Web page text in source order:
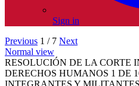
Sign in
Previous 1 / 7 Next
Normal view
RESOLUCIÓN DE LA CORTE
DERECHOS HUMANOS 1 DE
INTEGRANTES Y